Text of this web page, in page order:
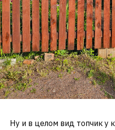
Ну и в целом вид топчик у